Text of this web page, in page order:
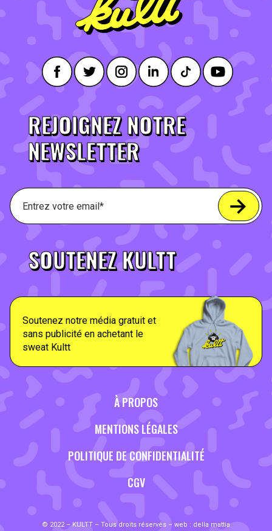
REJOIGNEZ NOTRE
NEWSLETTER
SOUTENEZ KULTT
Soutenez notre média gratuit et
sans publicité en achetant le
sweat Kultt
À PROPOS
MENTIONS LÉGALES
POLITIQUE DE CONFIDENTIALITÉ
CGV
© 2022 – KULTT – Tous droits réservés – web : della mattia